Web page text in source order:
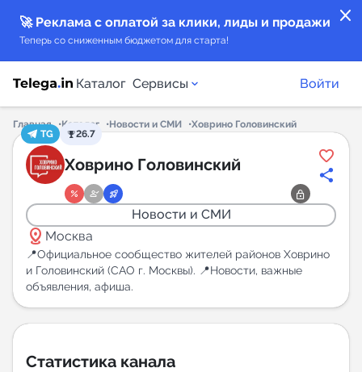
close
🚀 Реклама с оплатой за клики, лиды и продажи
Теперь со сниженным бюджетом для старта!
Каталог Сервисы
Каталог каналов
Каталог ботов
Горящие предложения
Индекс читаемости каналов в Telegram
Войти
Главная Каталог Новости и СМИ
Ховрино Головинский
TG
26.7
Ховрино Головинский
Новости и СМИ
distance Москва
📍Официальное сообщество жителей районов Ховрино
и Головинский (САО г. Москвы). 📍Новости, важные
объявления, афиша.
Статистика канала